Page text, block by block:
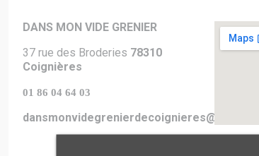
DANS MON VIDE GRENIER
37 rue des Broderies 78310
Coignières
01 86 04 64 03